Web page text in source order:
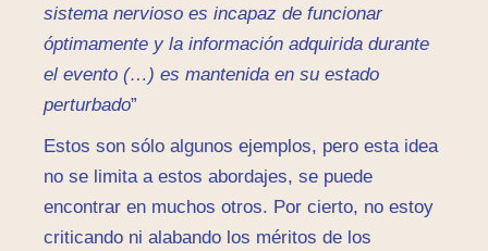
sistema nervioso es incapaz de funcionar
óptimamente y la información adquirida durante
el evento (…) es mantenida en su estado
perturbado”
Estos son sólo algunos ejemplos, pero esta idea
no se limita a estos abordajes, se puede
encontrar en muchos otros. Por cierto, no estoy
criticando ni alabando los méritos de los